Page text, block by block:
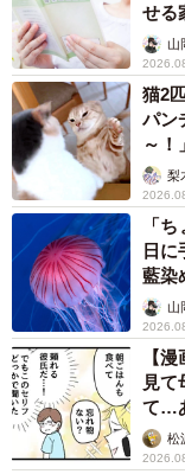
せる
山
猫2
パン
～！
梨
「
日
藍染
ごい山
【
見
て…
松